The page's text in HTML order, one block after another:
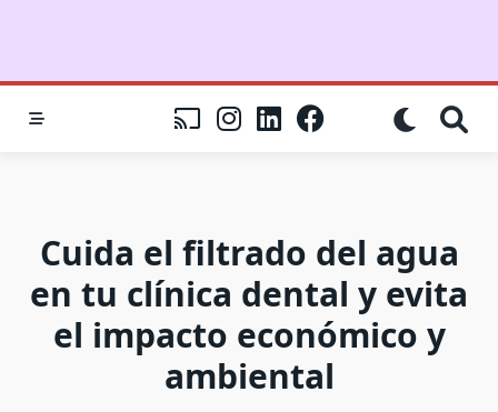
Cuida el filtrado del agua
en tu clínica dental y evita
el impacto económico y
ambiental